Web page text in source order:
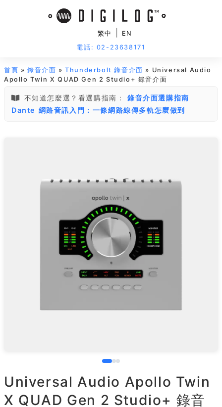
繁中
EN
電話: 02-23638171
首頁 »錄音介面 »Thunderbolt 錄音介面 » Universal Audio
Apollo Twin X QUAD Gen 2 Studio+ 錄音介面
不知道怎麼選？看選購指南：
錄音介面選購指南
Dante 網路音訊入門：一條網路線傳多軌怎麼做到
Universal Audio Apollo Twin
X QUAD Gen 2 Studio+ 錄音